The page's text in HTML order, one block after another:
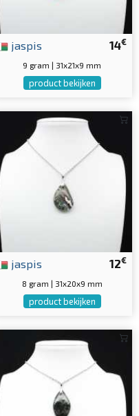
14€
jaspis
9 gram | 31x21x9 mm
product bekijken
12€
jaspis
8 gram | 31x20x9 mm
product bekijken